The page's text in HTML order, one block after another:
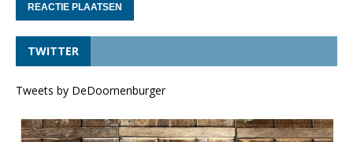
TWITTER
Tweets by DeDoornenburger